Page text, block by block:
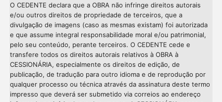
O CEDENTE declara que a OBRA não infringe direitos autorais
e/ou outros direitos de propriedade de terceiros, que a
divulgação de imagens (caso as mesmas existam) foi autorizada
e que assume integral responsabilidade moral e/ou patrimonial,
pelo seu conteúdo, perante terceiros. O CEDENTE cede e
transfere todos os direitos autorais relativos à OBRA à
CESSIONÁRIA, especialmente os direitos de edição, de
publicação, de tradução para outro idioma e de reprodução por
qualquer processo ou técnica através da assinatura deste termo
impresso que deverá ser submetido via correios ao endereço